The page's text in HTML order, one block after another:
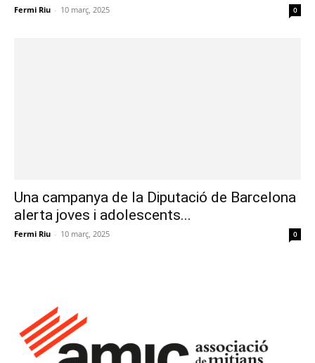
Fermi Riu - 10 març, 2025 0
Una campanya de la Diputació de Barcelona
alerta joves i adolescents...
Fermi Riu - 10 març, 2025 0